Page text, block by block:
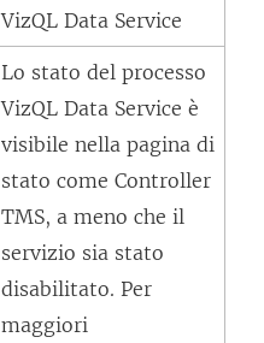
VizQL Data Service
Lo stato del processo
VizQL Data Service è
visibile nella pagina di
stato come Controller
TMS, a meno che il
servizio sia stato
disabilitato. Per
maggiori